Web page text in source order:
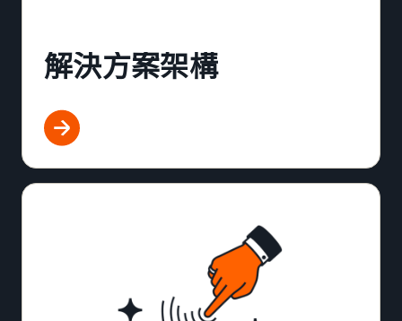
解決方案架構